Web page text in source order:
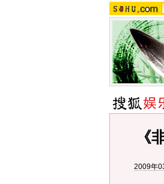
《
2009年